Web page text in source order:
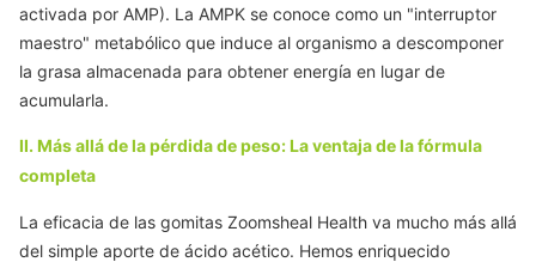
activada por AMP). La AMPK se conoce como un "interruptor
maestro" metabólico que induce al organismo a descomponer
la grasa almacenada para obtener energía en lugar de
acumularla.
II. Más allá de la pérdida de peso: La ventaja de la fórmula
completa
La eficacia de las gomitas Zoomsheal Health va mucho más allá
del simple aporte de ácido acético. Hemos enriquecido